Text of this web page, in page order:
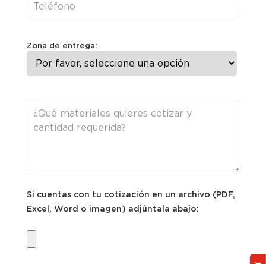
Zona de entrega:
Si cuentas con tu cotización en un archivo (PDF,
Excel, Word o imagen) adjúntala abajo: